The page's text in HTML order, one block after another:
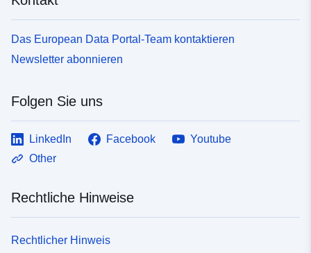
Das European Data Portal-Team kontaktieren
Newsletter abonnieren
Folgen Sie uns
LinkedIn Facebook
Youtube
Other
Rechtliche Hinweise
Rechtlicher Hinweis